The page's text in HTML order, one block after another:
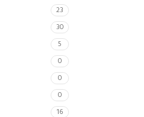
23
30
5
0
0
0
16